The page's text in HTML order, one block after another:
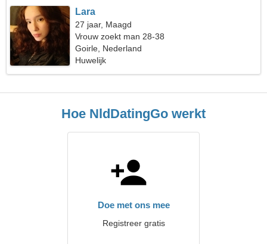
Lara
27 jaar, Maagd
Vrouw zoekt man 28-38
Goirle, Nederland
Huwelijk
Hoe NldDatingGo werkt
Doe met ons mee
Registreer gratis